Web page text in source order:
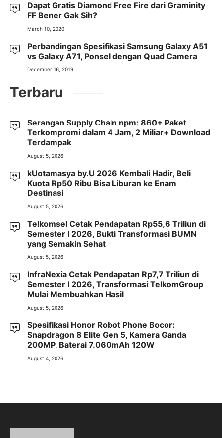
Dapat Gratis Diamond Free Fire dari Graminity
FF Bener Gak Sih?
March 10, 2020
Perbandingan Spesifikasi Samsung Galaxy A51
vs Galaxy A71, Ponsel dengan Quad Camera
December 16, 2019
Terbaru
Serangan Supply Chain npm: 860+ Paket
Terkompromi dalam 4 Jam, 2 Miliar+ Download
Terdampak
August 5, 2026
kUotamasya by.U 2026 Kembali Hadir, Beli
Kuota Rp50 Ribu Bisa Liburan ke Enam
Destinasi
August 5, 2026
Telkomsel Cetak Pendapatan Rp55,6 Triliun di
Semester I 2026, Bukti Transformasi BUMN
yang Semakin Sehat
August 5, 2026
InfraNexia Cetak Pendapatan Rp7,7 Triliun di
Semester I 2026, Transformasi TelkomGroup
Mulai Membuahkan Hasil
August 5, 2026
Spesifikasi Honor Robot Phone Bocor:
Snapdragon 8 Elite Gen 5, Kamera Ganda
200MP, Baterai 7.060mAh 120W
August 4, 2026